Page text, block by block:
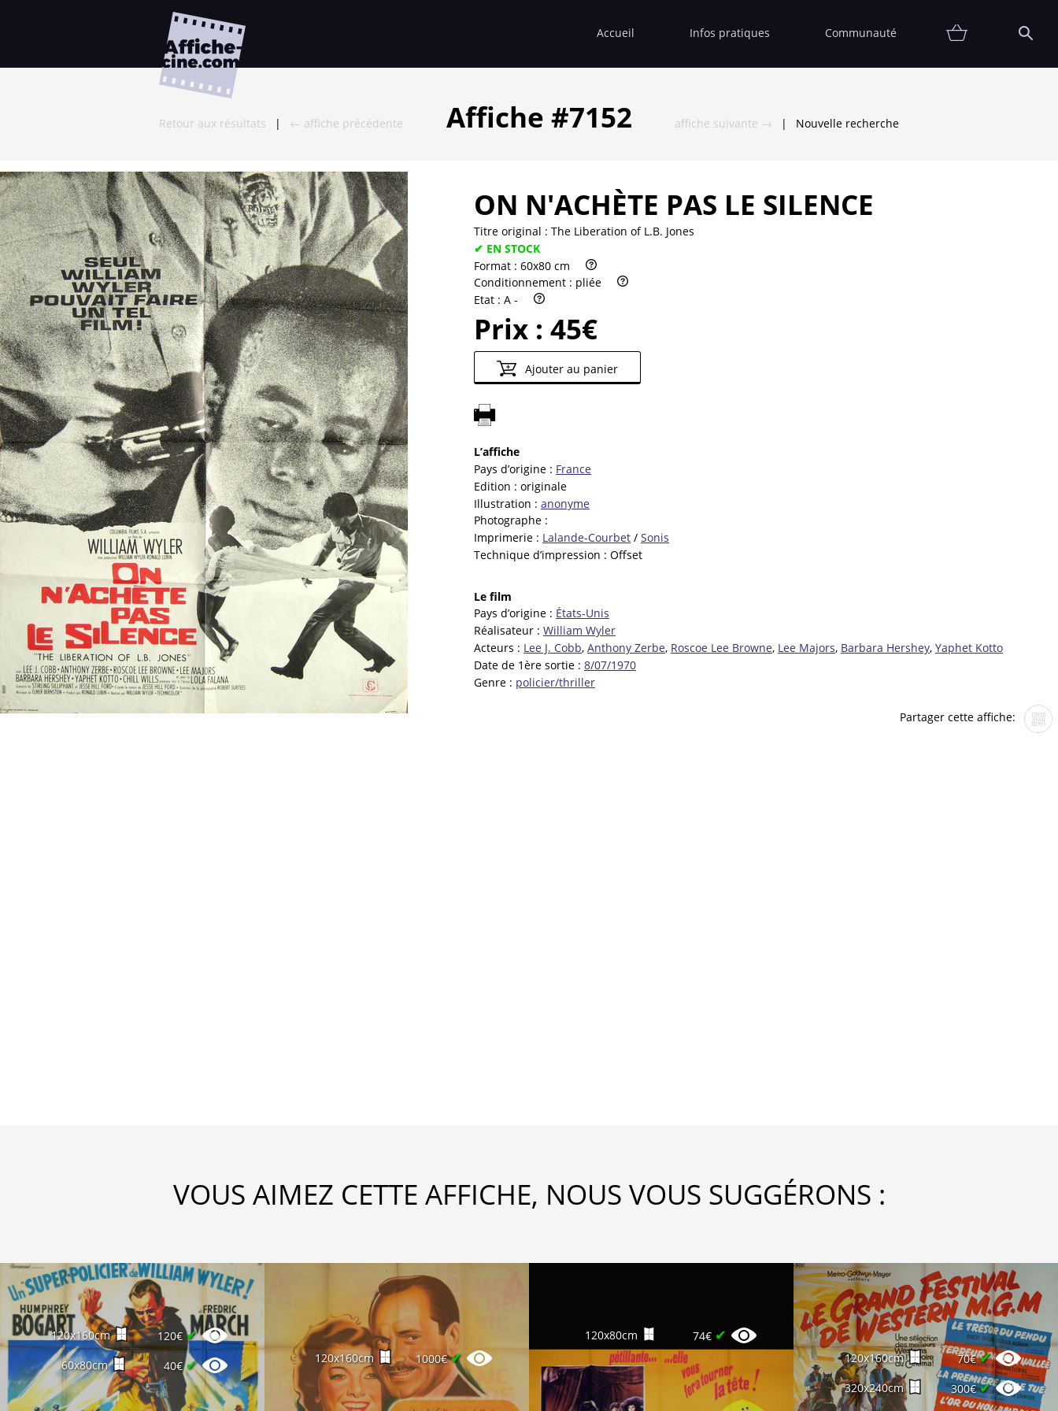
Accueil Infos pratiques
Affiche
Etat
Promotions
Contact
FAQ
Communauté
Collectionneur
Vendu
Thématiques
Partenaires
Vendre
Retour aux résultats | ← affiche précédente Affiche #7152 affiche suivante → | Nouvelle recherche
ON N'ACHÈTE PAS LE SILENCE
Titre original : The Liberation of L.B. Jones
✔ EN STOCK
Format : 60x80 cm
Conditionnement : pliée
Etat : A -
Prix : 45€
Ajouter au panier
L’affiche
Pays d’origine : France
Edition : originale
Illustration : anonyme
Photographe :
Imprimerie : Lalande-Courbet / Sonis
Technique d’impression : Offset
Le film
Pays d’origine : États-Unis
Réalisateur : William Wyler
Acteurs : Lee J. Cobb, Anthony Zerbe, Roscoe Lee Browne, Lee Majors, Barbara Hershey, Yaphet Kotto
Date de 1ère sortie : 8/07/1970
Genre : policier/thriller
Partager cette affiche:
VOUS AIMEZ CETTE AFFICHE, NOUS VOUS SUGGÉRONS :
120x160cm 120€✔
60x80cm 40€✔ 120x160cm 1000€✔
120x80cm 74€ ✔
120x160cm 70€✔
320x240cm 300€✔